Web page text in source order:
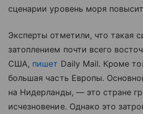
сценарии уровень моря
Эксперты отметили, что такая
затоплением почти всего
США, пишет Daily Mail. Кроме
большая часть Европы.
на Нидерланды, — это стране
исчезновение. Однако это